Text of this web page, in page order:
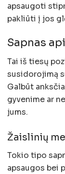
apsaugoti
pakliūti į jos
Sapnas
Tai iš tiesų
susidorojimą
Galbūt
gyvenime ar
jums.
Žaislinių
Tokio tipo
apsaugos bei